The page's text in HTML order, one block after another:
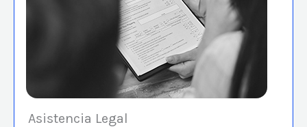
Asistencia Legal